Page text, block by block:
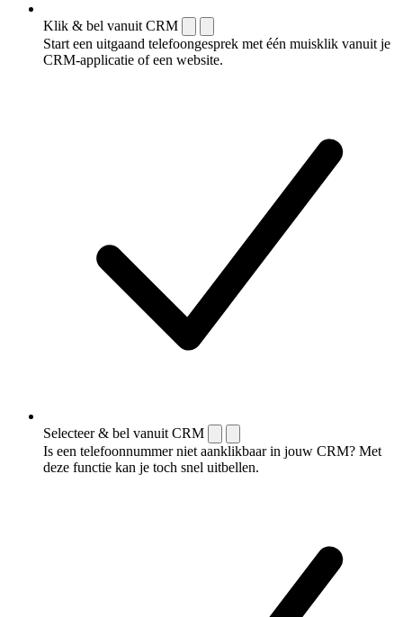
Klik & bel vanuit CRM
Start een uitgaand telefoongesprek met één muisklik vanuit je
CRM-applicatie of een website.
Selecteer & bel vanuit CRM
Is een telefoonnummer niet aanklikbaar in jouw CRM? Met
deze functie kan je toch snel uitbellen.